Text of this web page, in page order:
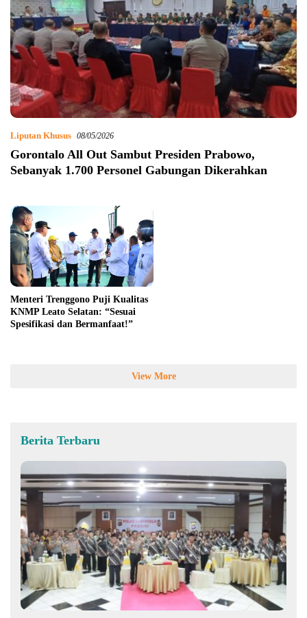
Liputan Khusus 08/05/2026
Gorontalo All Out Sambut Presiden Prabowo,
Sebanyak 1.700 Personel Gabungan Dikerahkan
Menteri Trenggono Puji Kualitas
KNMP Leato Selatan: “Sesuai
Spesifikasi dan Bermanfaat!”
View More
Berita Terbaru